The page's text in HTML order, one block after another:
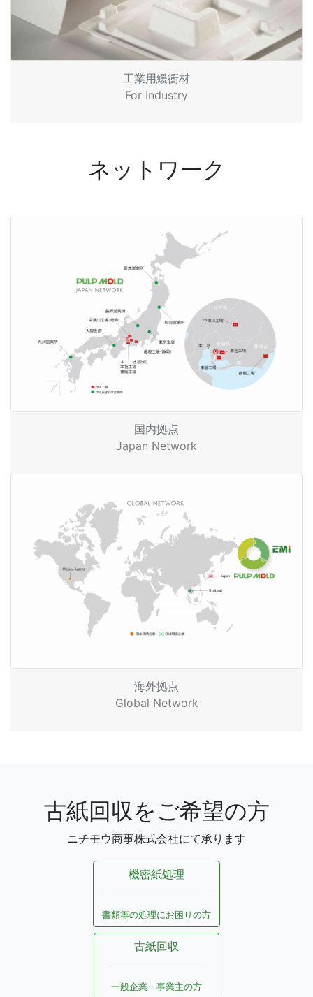
工業用緩衝材
For Industry
ネットワーク
国内拠点
Japan Network
海外拠点
Global Network
古紙回収をご希望の方
ニチモウ商事株式会社にて承ります
機密紙処理
書類等の処理にお困りの方
古紙回収
一般企業・事業主の方